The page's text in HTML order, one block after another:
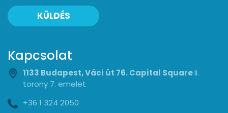
KÜLDÉS
Kapcsolat
1133 Budapest, Váci út 76. Capital SquareII.
torony 7. emelet
+36 1 324 2050